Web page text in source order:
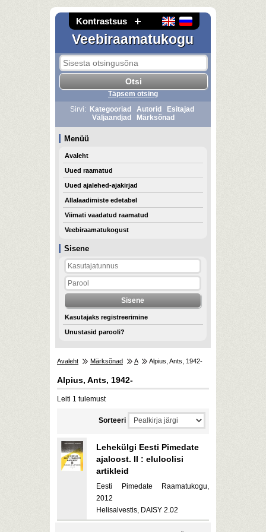
Kontrastsus
Veebiraamatukogu
Sisene
Kasutajaks registreerimine
Unustasid parooli?
Täpsem otsing
Sirvi:
Kategooriad Autorid
Esitajad
Väljaandjad
Märksõnad
Menüü
Avaleht
Uued raamatud
Uued ajalehed-ajakirjad
Allalaadimiste edetabel
Viimati vaadatud raamatud
Veebiraamatukogust
Avaleht Märksõnad A Alpius, Ants, 1942-
Alpius, Ants, 1942-
Leiti 1 tulemust
Sorteeri
Lehekülgi Eesti Pimedate
ajaloost. II : eluloolisi
artikleid
Eesti Pimedate Raamatukogu,
2012
Helisalvestis, DAISY 2.02